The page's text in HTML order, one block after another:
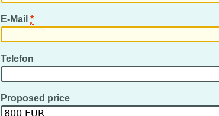
E-Mail *
Telefon
Proposed price